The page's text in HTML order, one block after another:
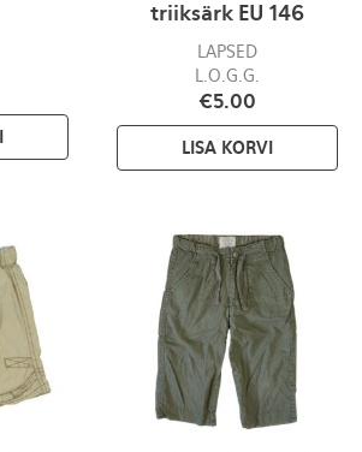
triiksärk EU 146
LAPSED
L.O.G.G.
€5.00
LISA KORVI